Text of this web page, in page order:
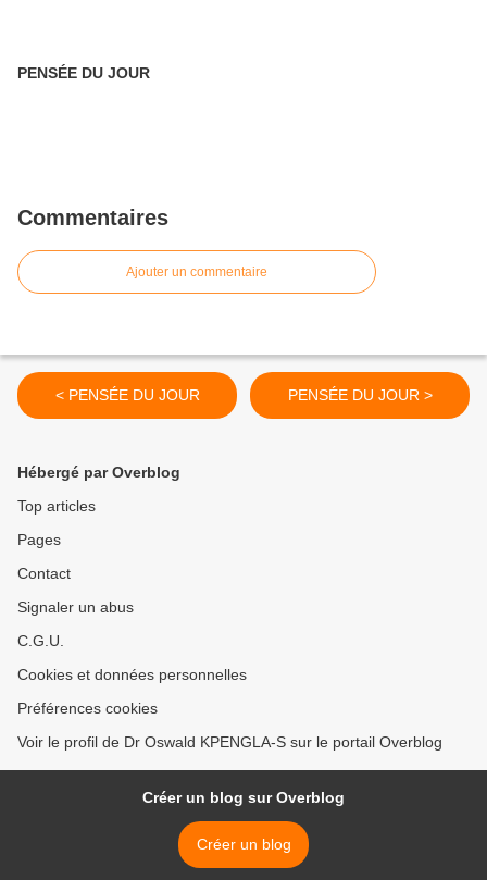
PENSÉE DU JOUR
Commentaires
Ajouter un commentaire
< PENSÉE DU JOUR PENSÉE DU JOUR >
Hébergé par Overblog
Top articles
Pages
Contact
Signaler un abus
C.G.U.
Cookies et données personnelles
Préférences cookies
Voir le profil de Dr Oswald KPENGLA-S sur le portail Overblog
Créer un blog sur Overblog
Créer un blog